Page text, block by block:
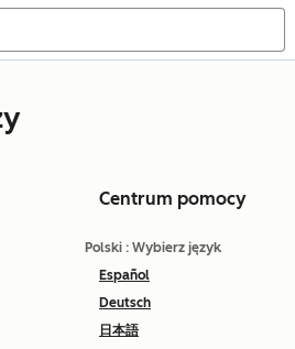
Centrum pomocy
Polski : Wybierz język
Español
Deutsch
日本語